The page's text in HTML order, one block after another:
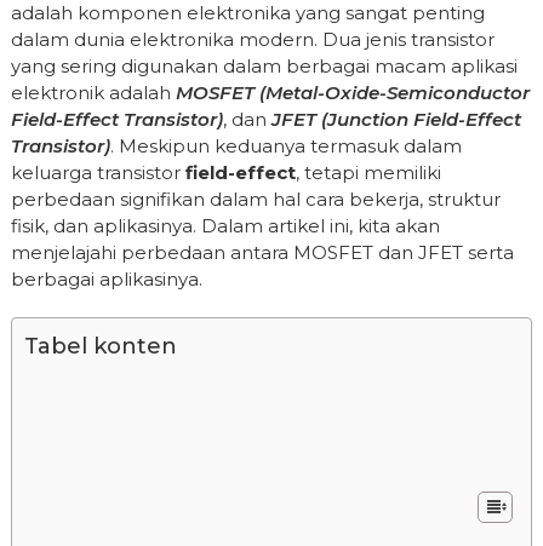
adalah komponen elektronika yang sangat penting
dalam dunia elektronika modern. Dua jenis transistor
yang sering digunakan dalam berbagai macam aplikasi
elektronik adalah MOSFET (Metal-Oxide-Semiconductor
Field-Effect Transistor), danJFET (Junction Field-Effect
Transistor). Meskipun keduanya termasuk dalam
keluarga transistorfield-effect, tetapi memiliki
perbedaan signifikan dalam hal cara bekerja, struktur
fisik, dan aplikasinya. Dalam artikel ini, kita akan
menjelajahi perbedaan antara MOSFET dan JFET serta
berbagai aplikasinya.
Tabel konten